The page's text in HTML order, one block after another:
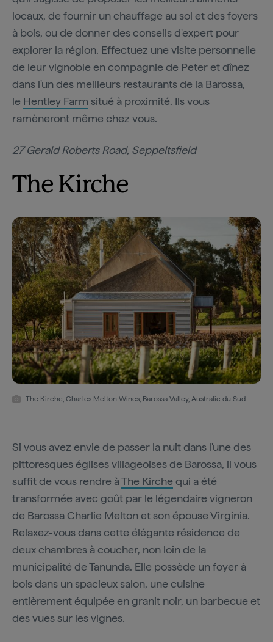
locaux, de fournir un chauffage au sol et des foyers
à bois, ou de donner des conseils d'expert pour
explorer la région. Effectuez une visite personnelle
de leur vignoble en compagnie de Peter et dînez
dans l'un des meilleurs restaurants de la Barossa,
le Hentley Farm situé à proximité. Ils vous
ramèneront même chez vous.
27 Gerald Roberts Road, Seppeltsfield
The Kirche
The Kirche, Charles Melton Wines, Barossa Valley, Australie du Sud
Si vous avez envie de passer la nuit dans l'une des
pittoresques églises villageoises de Barossa, il vous
suffit de vous rendre àThe Kirche qui a été
transformée avec goût par le légendaire vigneron
de Barossa Charlie Melton et son épouse Virginia.
Relaxez-vous dans cette élégante résidence de
deux chambres à coucher, non loin de la
municipalité de Tanunda. Elle possède un foyer à
bois dans un spacieux salon, une cuisine
entièrement équipée en granit noir, un barbecue et
des vues sur les vignes.